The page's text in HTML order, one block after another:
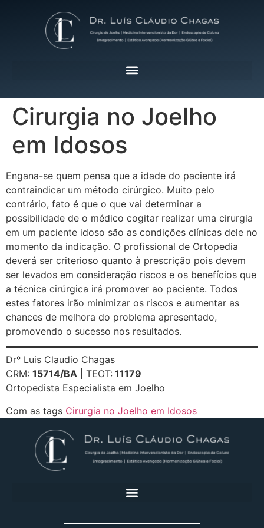
Cirurgia no Joelho
em Idosos
Engana-se quem pensa que a idade do paciente irá
contraindicar um método cirúrgico. Muito pelo
contrário, fato é que o que vai determinar a
possibilidade de o médico cogitar realizar uma cirurgia
em um paciente idoso são as condições clínicas dele no
momento da indicação. O profissional de Ortopedia
deverá ser criterioso quanto à prescrição pois devem
ser levados em consideração riscos e os benefícios que
a técnica cirúrgica irá promover ao paciente. Todos
estes fatores irão minimizar os riscos e aumentar as
chances de melhora do problema apresentado,
promovendo o sucesso nos resultados.
Drº Luis Claudio Chagas
CRM: 15714/BA | TEOT: 11179
Ortopedista Especialista em Joelho
Com as tags Cirurgia no Joelho em Idosos